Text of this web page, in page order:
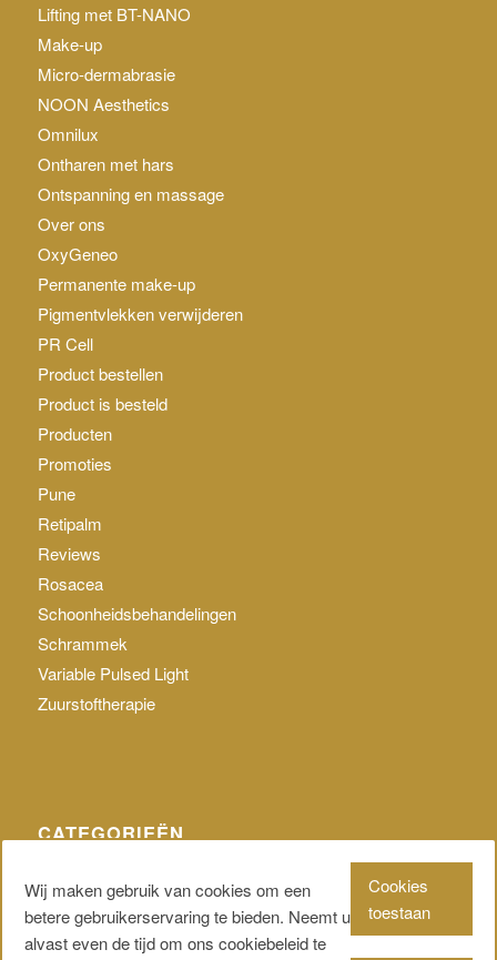
Lifting met BT-NANO
Make-up
Micro-dermabrasie
NOON Aesthetics
Omnilux
Ontharen met hars
Ontspanning en massage
Over ons
OxyGeneo
Permanente make-up
Pigmentvlekken verwijderen
PR Cell
Product bestellen
Product is besteld
Producten
Promoties
Pune
Retipalm
Reviews
Rosacea
Schoonheidsbehandelingen
Schrammek
Variable Pulsed Light
Zuurstoftherapie
CATEGORIEËN
Wij maken gebruik van cookies om een
betere gebruikerservaring te bieden. Neemt u
alvast even de tijd om ons cookiebeleid te
Cookies
toestaan